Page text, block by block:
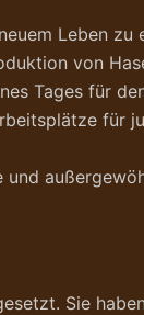
Leben zu
von
Tages für
für
Sie